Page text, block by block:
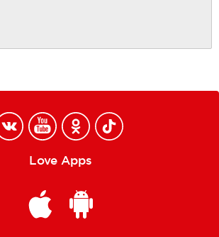
Love Apps